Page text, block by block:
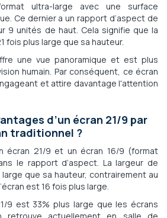
ultra-large avec une surface
Ce dernier a un rapport d’aspect de
9 unités de haut. Cela signifie que la
fois plus large que sa hauteur.
une vue panoramique et est plus
humain. Par conséquent, ce écran
et attire davantage l'attention
d’un écran 21/9 par
traditionnel ?
écran 21/9 et un écran 16/9 (format
le rapport d’aspect. La largeur de
large que sa hauteur, contrairement au
est 16 fois plus large.
9 est 33% plus large que les écrans